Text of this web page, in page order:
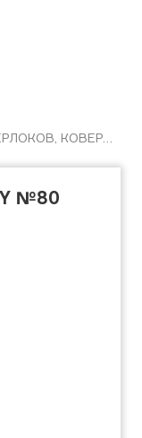
ПЛОСКОШОВНІХ МАШИН
№80